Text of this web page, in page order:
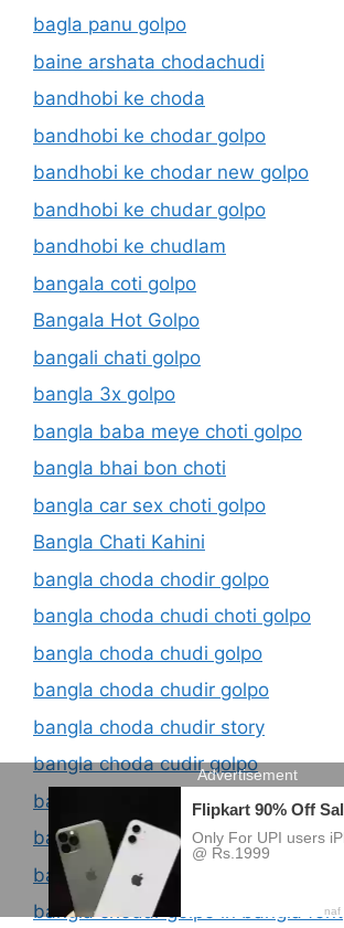
bagla panu golpo
baine arshata chodachudi
bandhobi ke choda
bandhobi ke chodar golpo
bandhobi ke chodar new golpo
bandhobi ke chudar golpo
bandhobi ke chudlam
bangala coti golpo
Bangala Hot Golpo
bangali chati golpo
bangla 3x golpo
bangla baba meye choti golpo
bangla bhai bon choti
bangla car sex choti golpo
Bangla Chati Kahini
bangla choda chodir golpo
bangla choda chudi choti golpo
bangla choda chudi golpo
bangla choda chudir golpo
bangla choda chudir story
bangla choda cudir golpo
bangla chodachudir golpo
bangla chodar golpo
bangla chodar golpo 2023
bangla chodar golpo in bangla font